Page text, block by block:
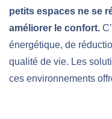
petits espaces ne se
améliorer le confort.
énergétique, de
qualité de vie. Les
ces environnements